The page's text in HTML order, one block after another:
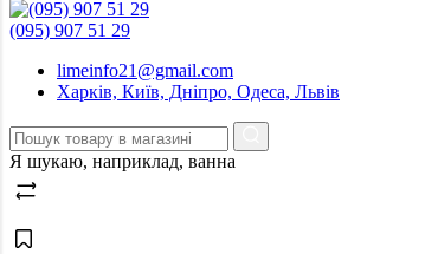
(095) 907 51 29
limeinfo21@gmail.com
Харків, Київ, Дніпро, Одеса, Львів
Я шукаю, наприклад, ванна